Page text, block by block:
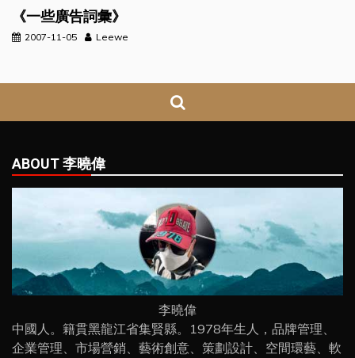
《一些廣告詞彙》
2007-11-05 Leewe
ABOUT 李曉偉
李曉偉
中國人。籍貫黑龍江省集賢縣。1978年生人，品牌管理、
企業管理、市場營銷、藝術創意、策劃設計、空間環藝、軟